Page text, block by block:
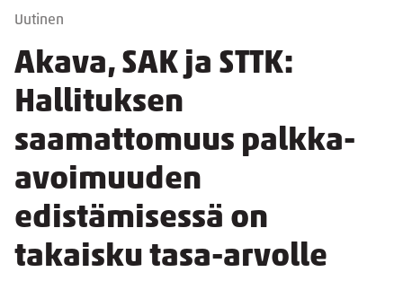
Uutinen
Akava, SAK ja STTK:
Hallituksen
saamattomuus palkka-
avoimuuden
edistämisessä on
takaisku tasa-arvolle